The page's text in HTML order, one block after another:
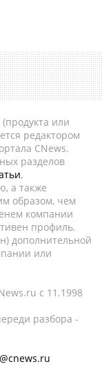
или
редактором
CNews.
разделов
,
а также
образом, чем
компании
профиль.
дополнительной
или
c 11.1998
разбора -